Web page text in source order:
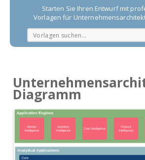
Starten Sie Ihren Entwurf mit
Vorlagen für
Diagramm